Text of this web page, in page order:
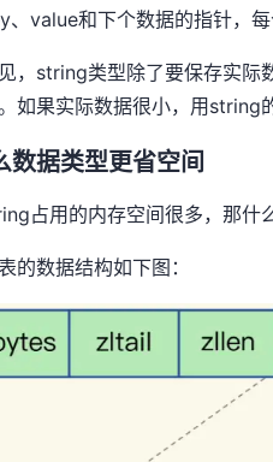
、value和下个数据的指针，
，string类型除了要保存实际
如果实际数据很小，用string
数据类型更省空间
占用的内存空间很多，那什
的数据结构如下图：